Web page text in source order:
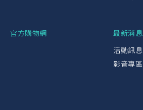
官方購物網
最新消息
活動訊息
影音專區